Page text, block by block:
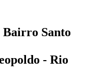
Bairro Santo
- Rio